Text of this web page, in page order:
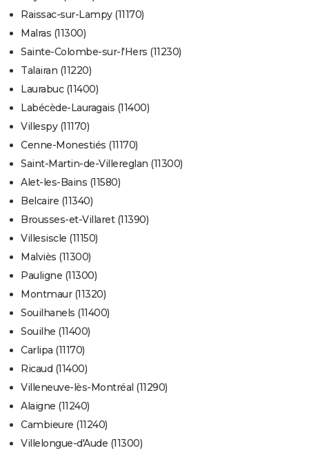
Raissac-sur-Lampy (11170)
Malras (11300)
Sainte-Colombe-sur-l'Hers (11230)
Talairan (11220)
Laurabuc (11400)
Labécède-Lauragais (11400)
Villespy (11170)
Cenne-Monestiés (11170)
Saint-Martin-de-Villereglan (11300)
Alet-les-Bains (11580)
Belcaire (11340)
Brousses-et-Villaret (11390)
Villesiscle (11150)
Malviès (11300)
Pauligne (11300)
Montmaur (11320)
Souilhanels (11400)
Souilhe (11400)
Carlipa (11170)
Ricaud (11400)
Villeneuve-lès-Montréal (11290)
Alaigne (11240)
Cambieure (11240)
Villelongue-d'Aude (11300)